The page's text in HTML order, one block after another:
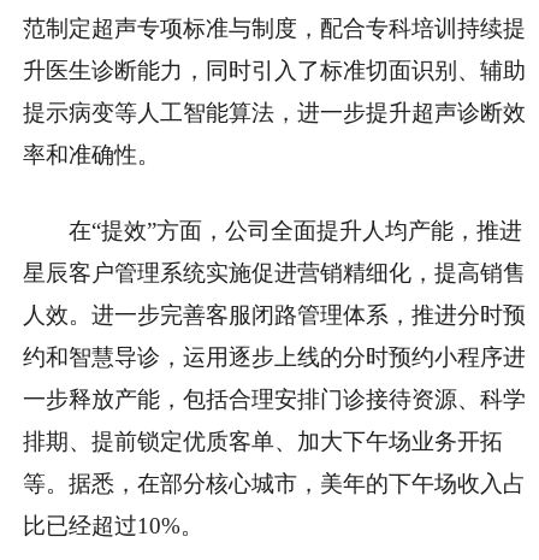
范制定超声专项标准与制度，配合专科培训持续提
升医生诊断能力，同时引入了标准切面识别、辅助
提示病变等人工智能算法，进一步提升超声诊断效
率和准确性。
在“提效”方面，公司全面提升人均产能，推进
星辰客户管理系统实施促进营销精细化，提高销售
人效。进一步完善客服闭路管理体系，推进分时预
约和智慧导诊，运用逐步上线的分时预约小程序进
一步释放产能，包括合理安排门诊接待资源、科学
排期、提前锁定优质客单、加大下午场业务开拓
等。据悉，在部分核心城市，美年的下午场收入占
比已经超过10%。